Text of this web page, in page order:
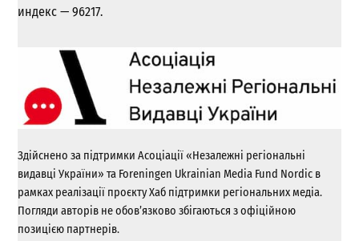
индекс — 96217.
Здійснено за підтримки Асоціації «Незалежні регіональні
видавці України» та Foreningen Ukrainian Media Fund Nordic в
рамках реалізації проєкту Хаб підтримки регіональних медіа.
Погляди авторів не обов’язково збігаються з офіційною
позицією партнерів.